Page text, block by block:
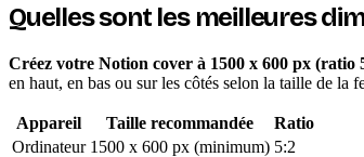
Quelles sont les meilleures
Créez votre Notion cover à 1500 x 600 px
en haut, en bas ou sur les côtés selon la taille de la
Appareil Taille recommandée
Ratio
Ordinateur 1500 x 600 px (minimum) 5:2